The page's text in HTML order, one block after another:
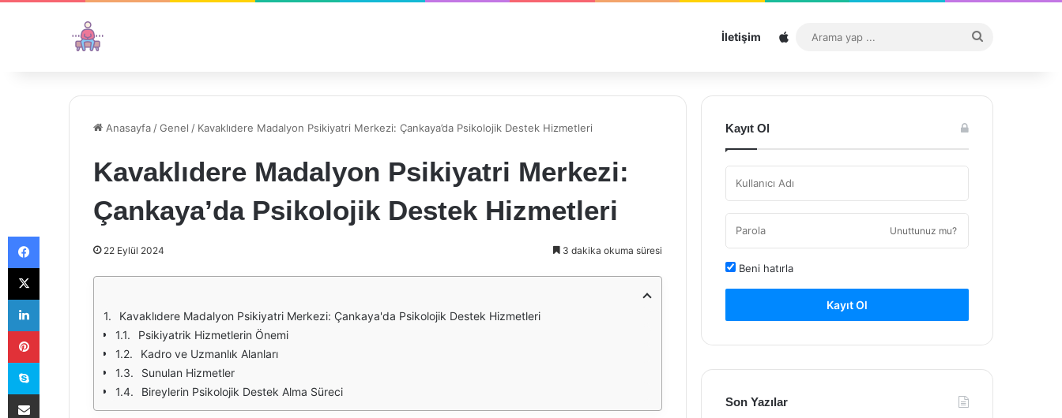
İletişim Sitemap
...
Anasayfa /Genel / Kavaklıdere Madalyon Psikiyatri Merkezi: Çankaya’da Psikolojik Destek Hizmetleri
Kavaklıdere Madalyon Psikiyatri Merkezi:
Çankaya’da Psikolojik Destek Hizmetleri
22 Eylül 2024 3 dakika okuma süresi
Kavaklıdere Madalyon Psikiyatri Merkezi: Çankaya'da Psikolojik Destek Hizmetleri
Psikiyatrik Hizmetlerin Önemi
Kadro ve Uzmanlık Alanları
Sunulan Hizmetler
Bireylerin Psikolojik Destek Alma Süreci
Kayıt Ol
Unuttunuz mu?
Beni hatırla
Kayıt Ol
Son Yazılar
Facebook
X
LinkedIn
Pinterest
Skype
E-Posta ile paylaş